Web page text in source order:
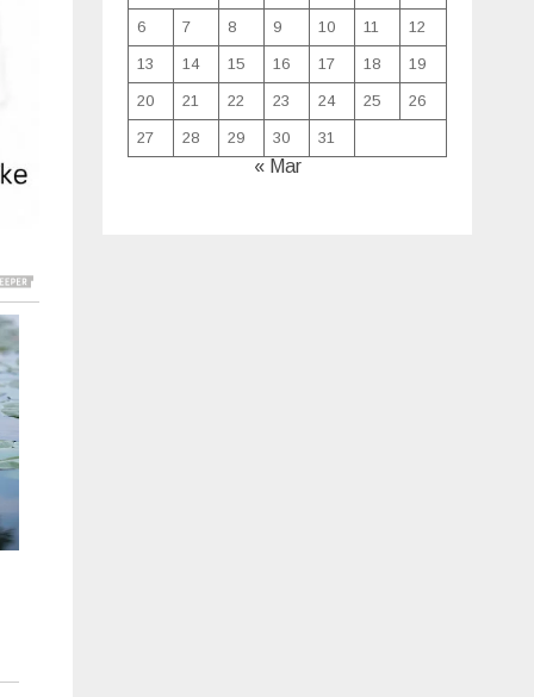
6 7 8 9 10 11 12
13 14 15 16 17 18 19
20 21 22 23 24 25 26
27 28 29 30 31
« Mar